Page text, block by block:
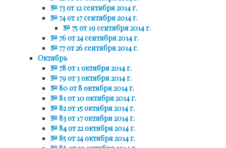
№ 73 от 12 сентября 2014 г.
№ 74 от 17 сентября 2014 г.
№ 75 от 19 сентября 2014 г.
№ 76 от 24 сентября 2014 г.
№ 77 от 26 сентября 2014 г.
Октябрь
№ 78 от 1 октября 2014 г.
№ 79 от 3 октября 2014 г.
№ 80 от 8 октября 2014 г.
№ 81 от 10 октября 2014 г.
№ 82 от 15 октября 2014 г.
№ 83 от 17 октября 2014 г.
№ 84 от 22 октября 2014 г.
№ 85 от 24 октября 2014 г.